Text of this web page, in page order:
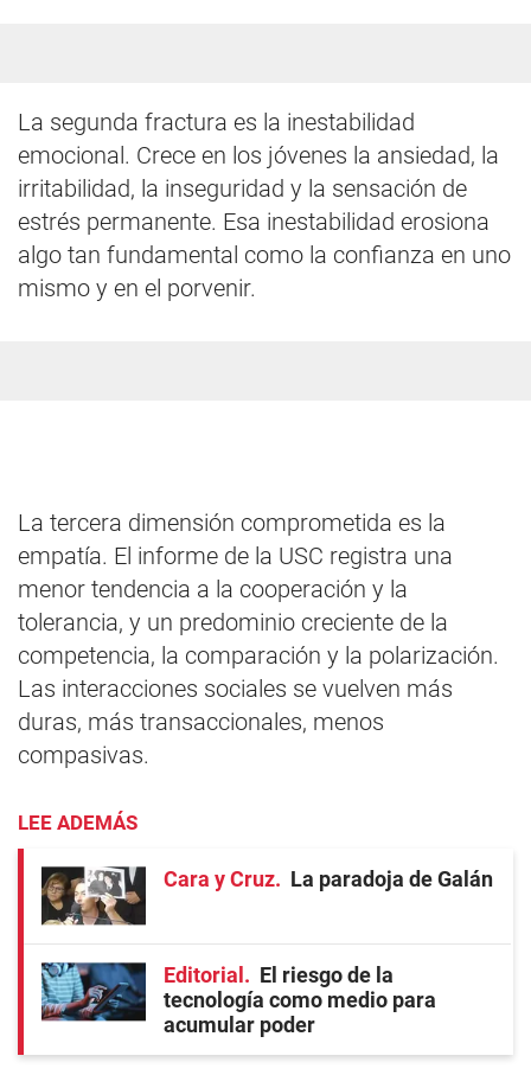
La segunda fractura es la inestabilidad
emocional. Crece en los jóvenes la ansiedad, la
irritabilidad, la inseguridad y la sensación de
estrés permanente. Esa inestabilidad erosiona
algo tan fundamental como la confianza en uno
mismo y en el porvenir.
La tercera dimensión comprometida es la
empatía. El informe de la USC registra una
menor tendencia a la cooperación y la
tolerancia, y un predominio creciente de la
competencia, la comparación y la polarización.
Las interacciones sociales se vuelven más
duras, más transaccionales, menos
compasivas.
LEE ADEMÁS
Cara y Cruz La paradoja de Galán
Editorial
El riesgo de la
tecnología como medio para
acumular poder